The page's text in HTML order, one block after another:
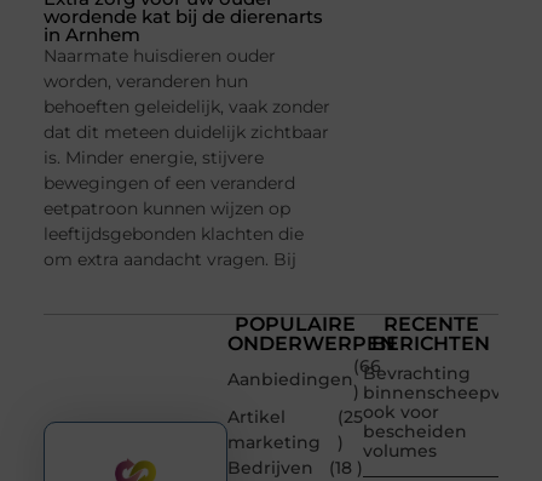
wordende kat bij de dierenarts
in Arnhem
Naarmate huisdieren ouder
worden, veranderen hun
behoeften geleidelijk, vaak zonder
dat dit meteen duidelijk zichtbaar
is. Minder energie, stijvere
bewegingen of een veranderd
eetpatroon kunnen wijzen op
leeftijdsgebonden klachten die
om extra aandacht vragen. Bij
POPULAIRE
ONDERWERPEN
Aanbiedingen
(66
)
Artikel
marketing
(25
)
Bedrijven
(18 )
RECENTE
BERICHTEN
Bevrachting
binnenscheepvaart
ook voor
bescheiden
volumes